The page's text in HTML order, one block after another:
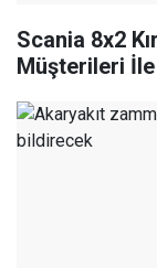
Scania 8x2
Müşterileri